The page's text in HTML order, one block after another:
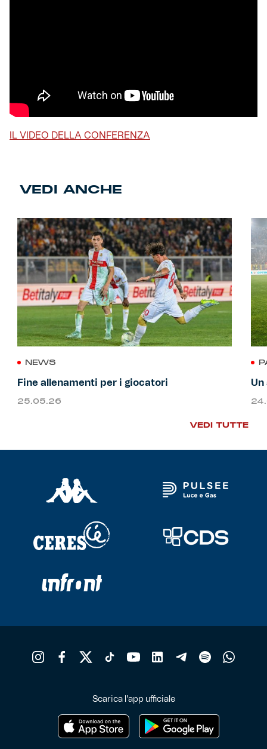
IL VIDEO DELLA CONFERENZA
VEDI ANCHE
NEWS
Fine allenamenti per i giocatori
25.05.26
Un
VEDI TUTTE
Scarica l'app ufficiale